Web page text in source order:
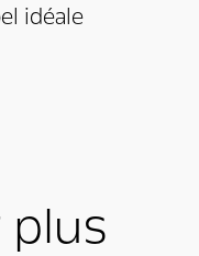
idéale
plus